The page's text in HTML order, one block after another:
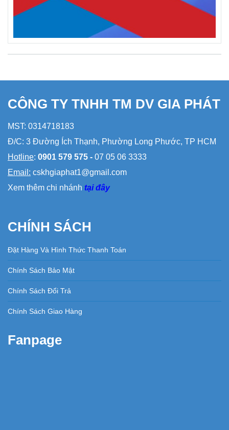
CÔNG TY TNHH TM DV GIA PHÁT
MST: 0314718183
Đ/C: 3 Đường Ích Thạnh, Phường Long Phước, TP HCM
Hotline: 0901 579 575 - 07 05 06 3333
Email: cskhgiaphat1@gmail.com
Xem thêm chi nhánh tại đây
CHÍNH SÁCH
Đặt Hàng Và Hình Thức Thanh Toán
Chính Sách Bảo Mật
Chính Sách Đổi Trả
Chính Sách Giao Hàng
Fanpage